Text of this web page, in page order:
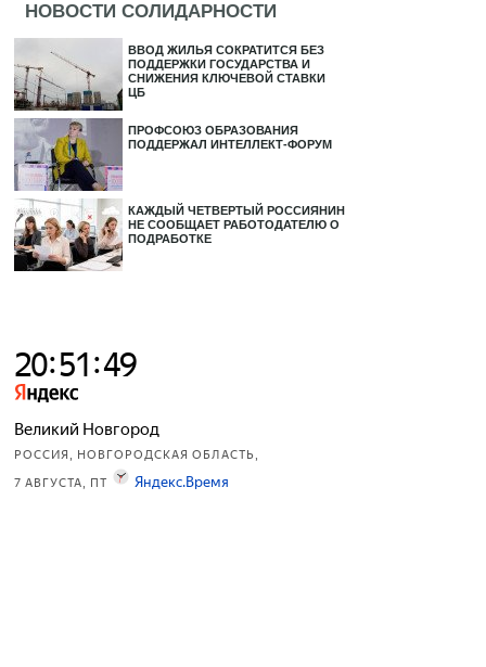
НОВОСТИ СОЛИДАРНОСТИ
ВВОД ЖИЛЬЯ СОКРАТИТСЯ БЕЗ
ПОДДЕРЖКИ ГОСУДАРСТВА И
СНИЖЕНИЯ КЛЮЧЕВОЙ СТАВКИ
ЦБ
ПРОФСОЮЗ ОБРАЗОВАНИЯ
ПОДДЕРЖАЛ ИНТЕЛЛЕКТ-ФОРУМ
КАЖДЫЙ ЧЕТВЕРТЫЙ РОССИЯНИН
НЕ СООБЩАЕТ РАБОТОДАТЕЛЮ О
ПОДРАБОТКЕ